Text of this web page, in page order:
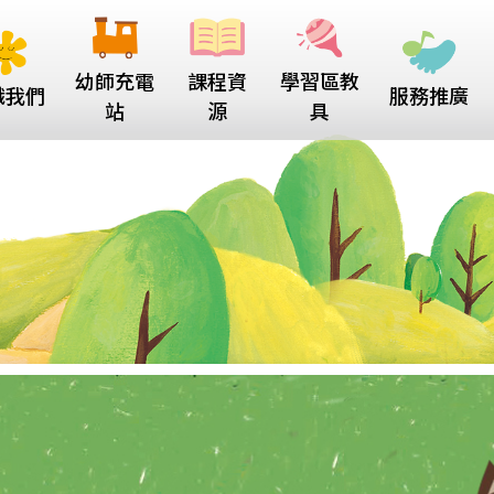
們
幼師充電
站
課程資
源
學習區教
具
服務推廣